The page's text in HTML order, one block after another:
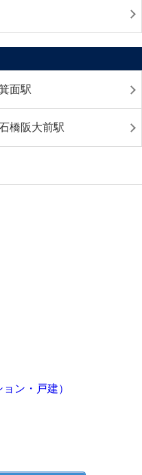
面駅
橋阪大前駅